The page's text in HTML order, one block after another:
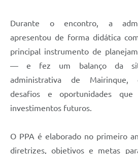
Durante o encontro, a
apresentou de forma didática
principal instrumento de
— e fez um balanço da
administrativa de Mairinque,
desafios e oportunidades
investimentos futuros.
O PPA é elaborado no primeiro
diretrizes, objetivos e metas